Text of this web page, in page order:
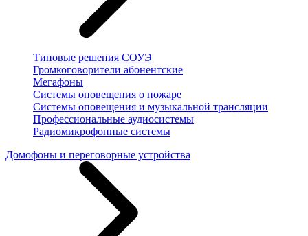
Типовые решения СОУЭ
Громкоговорители абонентские
Мегафоны
Системы оповещения о пожаре
Системы оповещения и музыкальной трансляции
Профессиональные аудиосистемы
Радиомикрофонные системы
Домофоны и переговорные устройства